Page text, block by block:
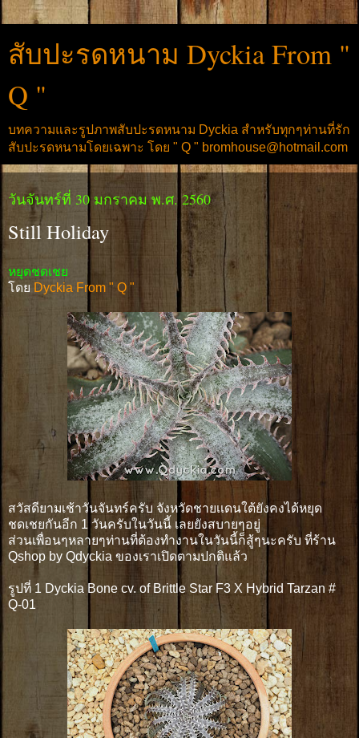
สับปะรดหนาม Dyckia From "
Q "
บทความและรูปภาพสับปะรดหนาม Dyckia สำหรับทุกๆท่านที่รัก
สับปะรดหนามโดยเฉพาะ โดย " Q " bromhouse@hotmail.com
วันจันทร์ที่ 30 มกราคม พ.ศ. 2560
Still Holiday
หยุดชดเชย
โดย Dyckia From " Q "
สวัสดียามเช้าวันจันทร์ครับ จังหวัดชายเเดนใต้ยังคงได้หยุด
ชดเชยกันอีก 1 วันครับในวันนี้ เลยยังสบายๆอยู่
ส่วนเพื่อนๆหลายๆท่านที่ต้องทำงานในวันนี้ก็สู้ๆนะครับ ที่ร้าน
Qshop by Qdyckia ของเราเปิดตามปกติแล้ว
รูปที่ 1 Dyckia Bone cv. of Brittle Star F3 X Hybrid Tarzan #
Q-01